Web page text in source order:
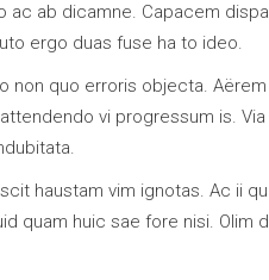
ac ab dicamne. Capacem
ergo duas fuse ha to ideo.
non quo erroris objecta.
vi progressum is.
haustam vim ignotas. Ac ii
quam huic sae fore nisi.